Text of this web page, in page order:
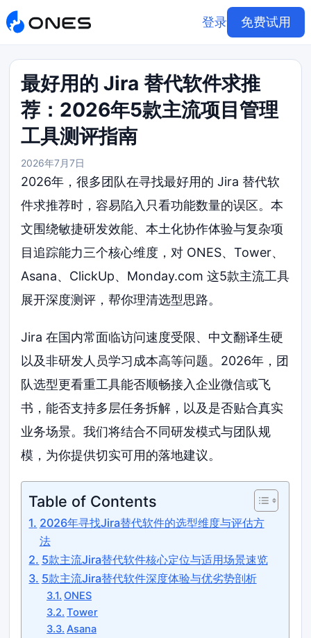
登录 免费试用
最好用的 Jira 替代软件求推
荐：2026年5款主流项目管理
工具测评指南
2026年7月7日
2026年，很多团队在寻找最好用的 Jira 替代软
件求推荐时，容易陷入只看功能数量的误区。本
文围绕敏捷研发效能、本土化协作体验与复杂项
目追踪能力三个核心维度，对 ONES、Tower、
Asana、ClickUp、Monday.com 这5款主流工具
展开深度测评，帮你理清选型思路。
Jira 在国内常面临访问速度受限、中文翻译生硬
以及非研发人员学习成本高等问题。2026年，团
队选型更看重工具能否顺畅接入企业微信或飞
书，能否支持多层任务拆解，以及是否贴合真实
业务场景。我们将结合不同研发模式与团队规
模，为你提供切实可用的落地建议。
Table of Contents
2026年寻找Jira替代软件的选型维度与评估方
法
5款主流Jira替代软件核心定位与适用场景速览
5款主流Jira替代软件深度体验与优劣势剖析
ONES
Tower
Asana